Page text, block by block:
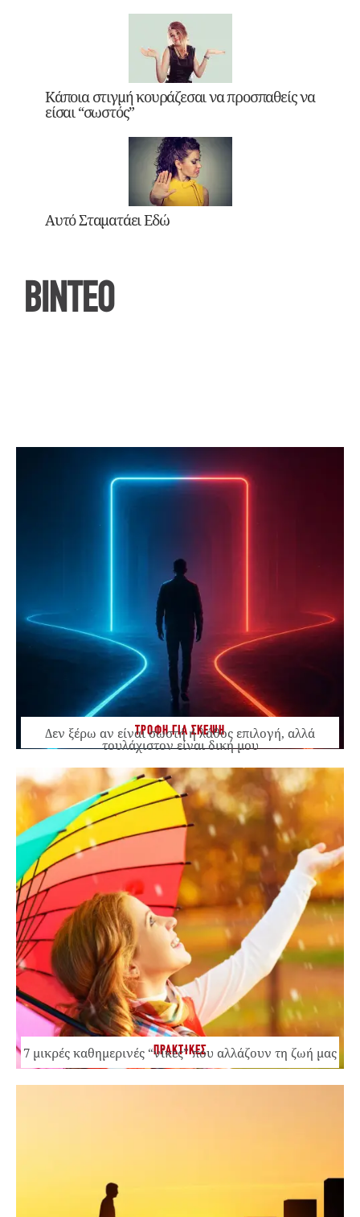
Κάποια στιγμή κουράζεσαι να προσπαθείς να
είσαι “σωστός”
Αυτό Σταματάει Εδώ
ΒΙΝΤΕΟ
ΤΡΟΦΗ ΓΙΑ ΣΚΕΨΗ
Δεν ξέρω αν είναι σωστή ή λάθος επιλογή, αλλά
τουλάχιστον είναι δική μου
ΠΡΑΚΤΙΚΕΣ
7 μικρές καθημερινές “νίκες” που αλλάζουν τη ζωή μας